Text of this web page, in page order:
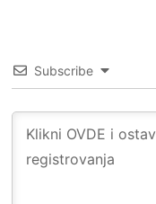
Subscribe